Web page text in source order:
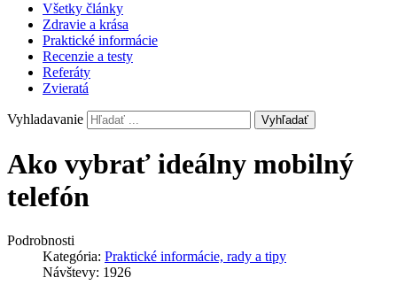
Všetky články
Zdravie a krása
Praktické informácie
Recenzie a testy
Referáty
Zvieratá
Vyhladavanie Vyhľadať
Ako vybrať ideálny mobilný
telefón
Podrobnosti
Kategória: Praktické informácie, rady a tipy
Návštevy: 1926